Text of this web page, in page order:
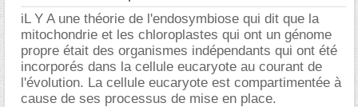
iL Y A une théorie de l'endosymbiose qui dit que la
mitochondrie et les chloroplastes qui ont un génome
propre était des organismes indépendants qui ont été
incorporés dans la cellule eucaryote au courant de
l'évolution. La cellule eucaryote est compartimentée à
cause de ses processus de mise en place.